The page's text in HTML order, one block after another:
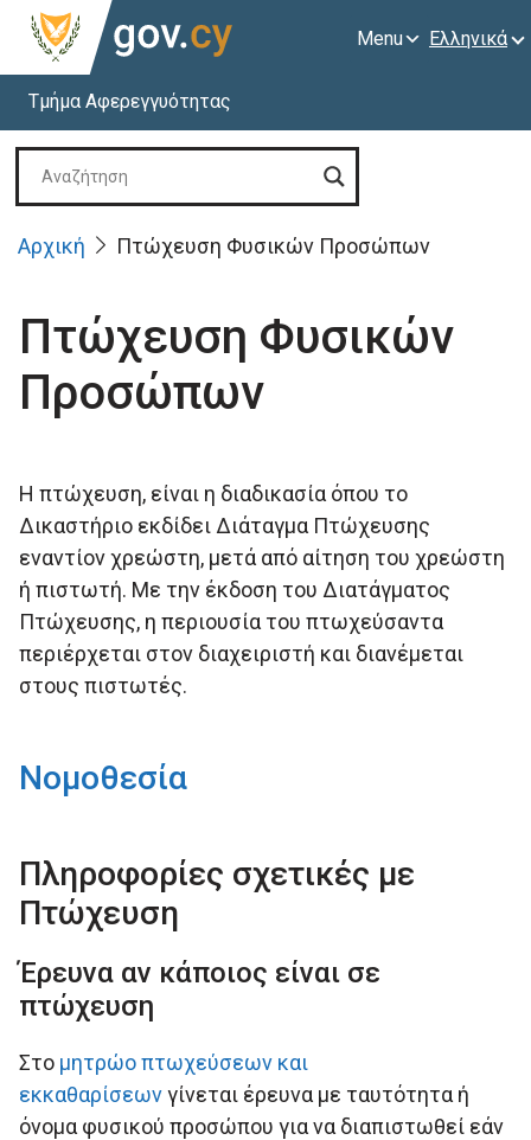
Ελληνικά
Τμήμα Αφερεγγυότητας
Menu
Αρχική Πτώχευση Φυσικών Προσώπων
Πτώχευση Φυσικών
Προσώπων
Η πτώχευση, είναι η διαδικασία όπου το
Δικαστήριο εκδίδει Διάταγμα Πτώχευσης
εναντίον χρεώστη, μετά από αίτηση του χρεώστη
ή πιστωτή. Με την έκδοση του Διατάγματος
Πτώχευσης, η περιουσία του πτωχεύσαντα
περιέρχεται στον διαχειριστή και διανέμεται
στους πιστωτές.
Νομοθεσία
Πληροφορίες σχετικές με
Πτώχευση
Έρευνα αν κάποιος είναι σε
πτώχευση
Στο μητρώο πτωχεύσεων και
εκκαθαρίσεωνγίνεται έρευνα με ταυτότητα ή
όνομα φυσικού προσώπου για να διαπιστωθεί εάν